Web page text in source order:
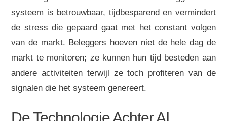
systeem is betrouwbaar, tijdbesparend en vermindert
de stress die gepaard gaat met het constant volgen
van de markt. Beleggers hoeven niet de hele dag de
markt te monitoren; ze kunnen hun tijd besteden aan
andere activiteiten terwijl ze toch profiteren van de
signalen die het systeem genereert.